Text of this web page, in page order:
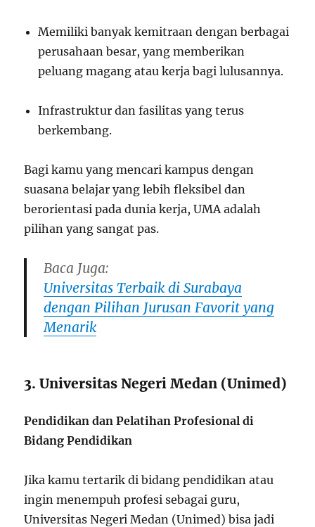
Memiliki banyak kemitraan dengan berbagai
perusahaan besar, yang memberikan
peluang magang atau kerja bagi lulusannya.
Infrastruktur dan fasilitas yang terus
berkembang.
Bagi kamu yang mencari kampus dengan
suasana belajar yang lebih fleksibel dan
berorientasi pada dunia kerja, UMA adalah
pilihan yang sangat pas.
Baca Juga:
Universitas Terbaik di Surabaya
dengan Pilihan Jurusan Favorit yang
Menarik
3. Universitas Negeri Medan (Unimed)
Pendidikan dan Pelatihan Profesional di
Bidang Pendidikan
Jika kamu tertarik di bidang pendidikan atau
ingin menempuh profesi sebagai guru,
Universitas Negeri Medan (Unimed) bisa jadi